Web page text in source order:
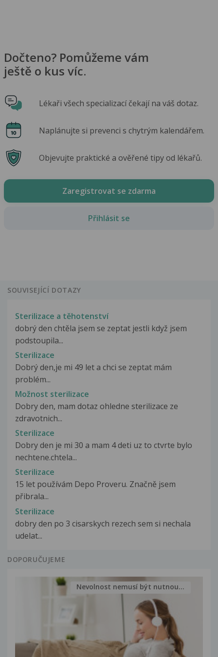
Dočteno? Pomůžeme vám
ještě o kus víc.
Lékaři všech specializací čekají na váš dotaz.
Naplánujte si prevenci s chytrým kalendářem.
Objevujte praktické a ověřené tipy od lékařů.
Zaregistrovat se zdarma
Přihlásit se
SOUVISEJÍCÍ DOTAZY
Sterilizace a těhotenství
dobrý den chtěla jsem se zeptat jestli když jsem
podstoupila...
Sterilizace
Dobrý den,je mi 49 let a chci se zeptat mám
problém...
Možnost sterilizace
Dobry den, mam dotaz ohledne sterilizace ze
zdravotnich...
Sterilizace
Dobry den je mi 30 a mam 4 deti uz to ctvrte bylo
nechtene.chtela...
Sterilizace
15 let používám Depo Proveru. Značně jsem
přibrala...
Sterilizace
dobry den po 3 cisarskych rezech sem si nechala
udelat...
DOPORUČUJEME
Nevolnost nemusí být nutnou...